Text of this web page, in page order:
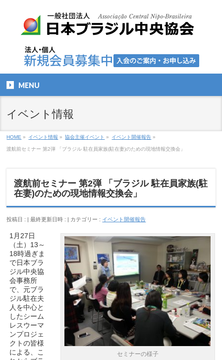
MENU
イベント情報
HOME » イベント情報 » 協会主催イベント » イベント開催報告 »
渡航前セミナー 第2弾 「ブラジル 駐在員家族(駐在妻)のための現地情報交換会」
渡航前セミナー 第2弾 「ブラジル 駐在員家族(駐
在妻)のための現地情報交換会」
投稿日 : 最終更新日時 : カテゴリー : イベント開催報告
セミナーの様子
1月27日
（土）13～
18時過ぎま
で日本ブラ
ジル中央協
会事務所
で、元ブラ
ジル駐在夫
人を中心と
したシーム
レスウーマ
ンプロジェ
クトの皆様
による、こ